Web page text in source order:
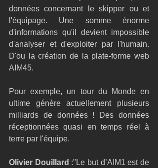
données concernant le skipper ou et
l'équipage. Une somme énorme
d'informations qu'il devient impossible
d'analyser et d'exploiter par l'humain.
D'ou la création de la plate-forme web
AIM45.
Pour exemple, un tour du Monde en
ultime génère actuellement plusieurs
milliards de données ! Des données
réceptionnées quasi en temps réel à
terre par l'équipe.
Olivier Douillard :"Le but d’AIM1 est de